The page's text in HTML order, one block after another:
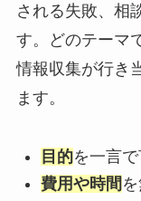
される失敗、相
す。どのテーマ
情報収集が行き
ます。
目的を一言
費用や時間